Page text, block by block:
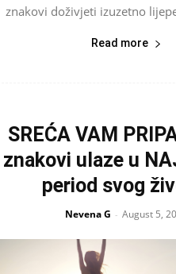
znakovi doživjeti izuzetno
Read more
SREĆA VAM
znakovi ulaze u
period svog
Nevena G - August 5,